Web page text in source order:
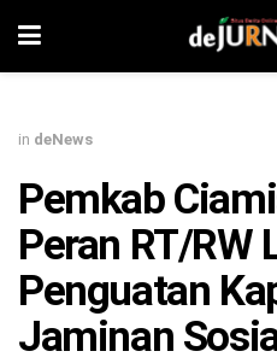
in deNews
Pemkab
Peran RT/RW
Penguatan
Jaminan